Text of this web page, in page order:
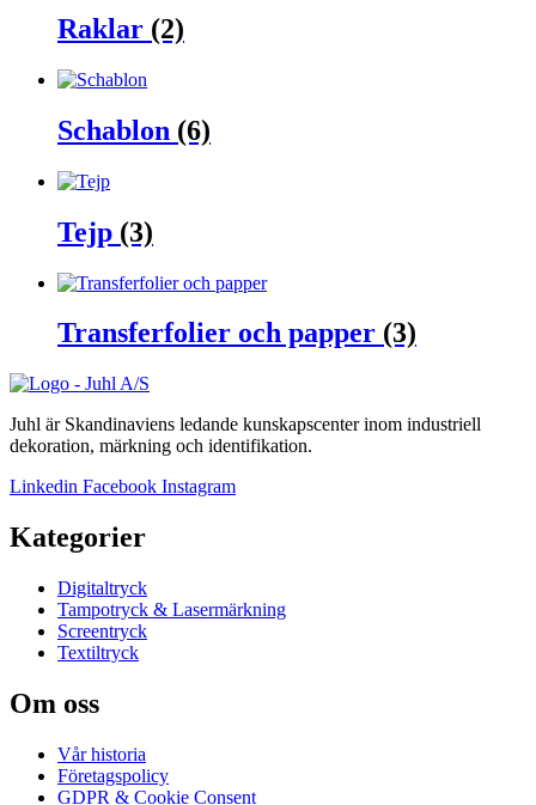
Raklar (2)
Schablon (6)
Tejp (3)
Transferfolier och papper (3)
Juhl är Skandinaviens ledande kunskapscenter inom industriell
dekoration, märkning och identifikation.
Linkedin Facebook Instagram
Kategorier
Digitaltryck
Tampotryck & Lasermärkning
Screentryck
Textiltryck
Om oss
Vår historia
Företagspolicy
GDPR & Cookie Consent